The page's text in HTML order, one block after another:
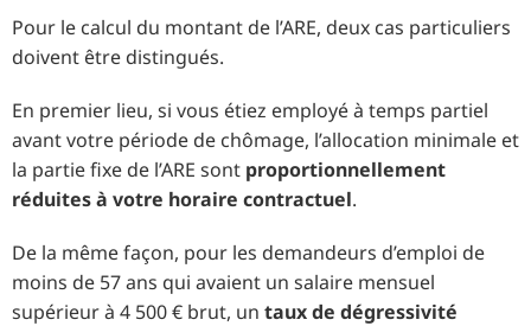
Pour le calcul du montant de l’ARE, deux cas particuliers
doivent être distingués.
En premier lieu, si vous étiez employé à temps partiel
avant votre période de chômage, l’allocation minimale et
la partie fixe de l’ARE sont proportionnellement
réduites à votre horaire contractuel.
De la même façon, pour les demandeurs d’emploi de
moins de 57 ans qui avaient un salaire mensuel
supérieur à 4 500 € brut, un taux de dégressivité